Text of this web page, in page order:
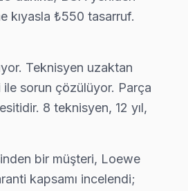
kıyasla ₺550 tasarruf.
Teknisyen uzaktan
ile sorun çözülüyor. Parça
8 teknisyen, 12 yıl,
bir müşteri, Loewe
kapsamı incelendi;